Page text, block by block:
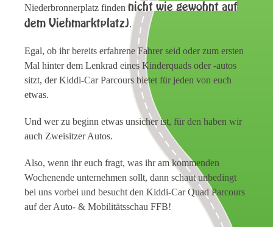
Niederbronnerplatz finden nicht wie gewohnt auf
dem Viehmarktplatz).
Egal, ob ihr bereits erfahrene Fahrer seid oder zum ersten
Mal hinter dem Lenkrad eines Kinderquads oder -autos
sitzt, der Kiddi-Car Parcours bietet für jeden von euch
etwas.
Und wer zu beginn etwas unsicher ist, für den haben wir
auch Zweisitzer Autos.
Also, wenn ihr euch fragt, was ihr am kommenden
Wochenende unternehmen sollt, dann schaut unbedingt
bei uns vorbei und besucht den Kiddi-Car Quad Parcours
auf der Auto- & Mobilitätsschau FFB!